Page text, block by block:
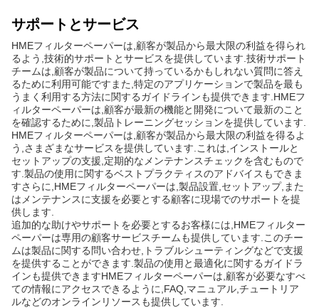
サポートとサービス
HMEフィルターペーパーは,顧客が製品から最大限の利益を得られ
るよう,技術的サポートとサービスを提供しています.技術サポート
チームは,顧客が製品について持っているかもしれない質問に答え
るために利用可能ですまた,特定のアプリケーションで製品を最も
うまく利用する方法に関するガイドラインも提供できます.HMEフ
ィルターペーパーは,顧客が最新の機能と開発について最新のこと
を確認するために,製品トレーニングセッションを提供しています.
HMEフィルターペーパーは,顧客が製品から最大限の利益を得るよ
う,さまざまなサービスを提供しています.これは,インストールと
セットアップの支援,定期的なメンテナンスチェックを含むもので
す.製品の使用に関するベストプラクティスのアドバイスもできま
すさらに,HMEフィルターペーパーは,製品設置,セットアップ,また
はメンテナンスに支援を必要とする顧客に現場でのサポートを提
供します.
追加的な助けやサポートを必要とするお客様には,HMEフィルター
ペーパーは専用の顧客サービスチームも提供しています.このチー
ムは製品に関する問い合わせ,トラブルシューティングなどで支援
を提供することができます.製品の使用と最適化に関するガイドラ
インも提供できますHMEフィルターペーパーは,顧客が必要なすべ
ての情報にアクセスできるように,FAQ,マニュアル,チュートリア
ルなどのオンラインリソースも提供しています.